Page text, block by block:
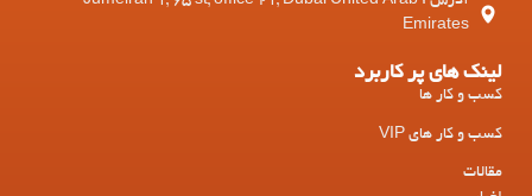
Emirates
لینک های پر کاربرد
کسب و کار ها
کسب و کار های VIP
مقالات